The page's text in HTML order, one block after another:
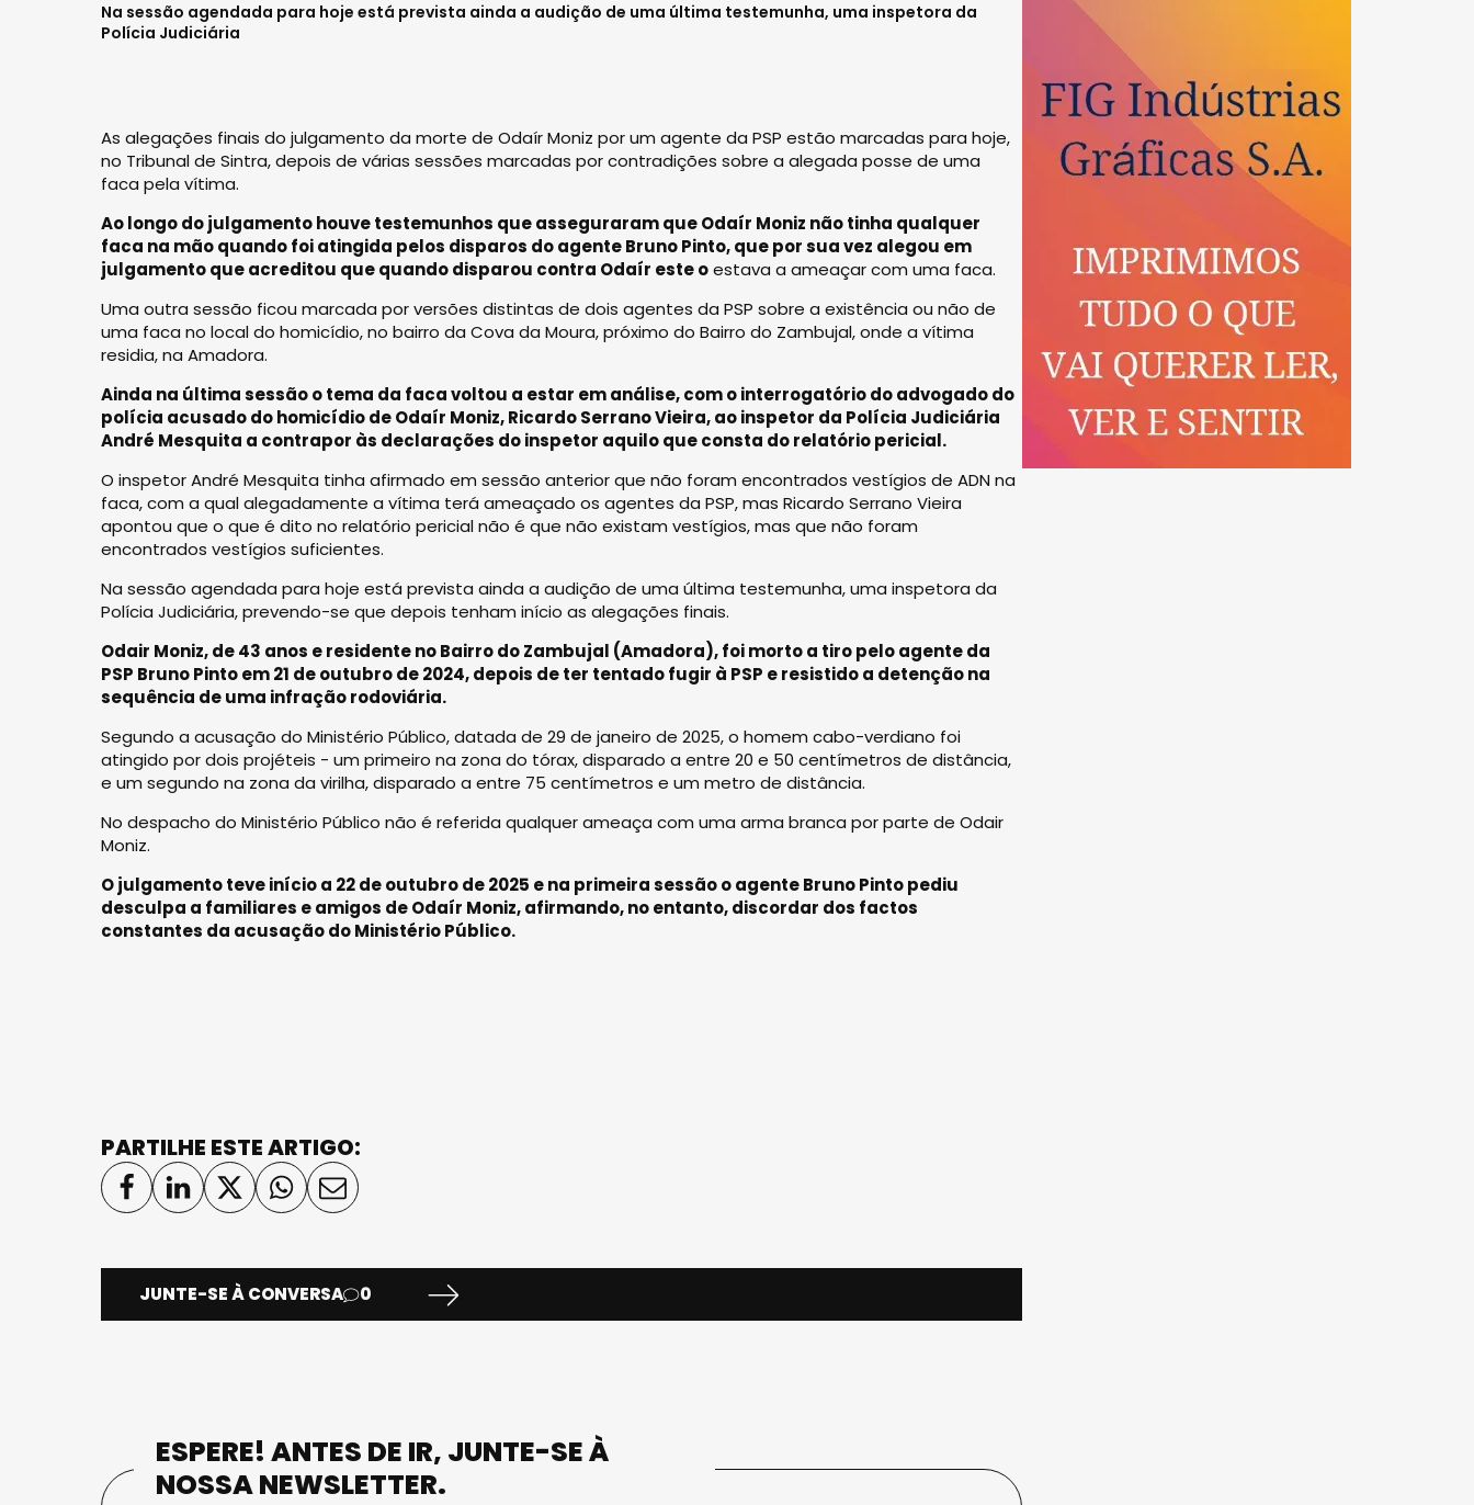
Na sessão agendada para hoje está prevista ainda a audição de uma última testemunha, uma inspetora da
Polícia Judiciária
As alegações finais do julgamento da morte de Odaír Moniz por um agente da PSP estão marcadas para hoje,
no Tribunal de Sintra, depois de várias sessões marcadas por contradições sobre a alegada posse de uma
faca pela vítima.
Ao longo do julgamento houve testemunhos que asseguraram que Odaír Moniz não tinha qualquer
faca na mão quando foi atingida pelos disparos do agente Bruno Pinto, que por sua vez alegou em
julgamento que acreditou que quando disparou contra Odaír este oestava a ameaçar com uma faca.
Uma outra sessão ficou marcada por versões distintas de dois agentes da PSP sobre a existência ou não de
uma faca no local do homicídio, no bairro da Cova da Moura, próximo do Bairro do Zambujal, onde a vítima
residia, na Amadora.
Ainda na última sessão o tema da faca voltou a estar em análise, com o interrogatório do advogado do
polícia acusado do homicídio de Odaír Moniz, Ricardo Serrano Vieira, ao inspetor da Polícia Judiciária
André Mesquita a contrapor às declarações do inspetor aquilo que consta do relatório pericial.
O inspetor André Mesquita tinha afirmado em sessão anterior que não foram encontrados vestígios de ADN na
faca, com a qual alegadamente a vítima terá ameaçado os agentes da PSP, mas Ricardo Serrano Vieira
apontou que o que é dito no relatório pericial não é que não existam vestígios, mas que não foram
encontrados vestígios suficientes.
Na sessão agendada para hoje está prevista ainda a audição de uma última testemunha, uma inspetora da
Polícia Judiciária, prevendo-se que depois tenham início as alegações finais.
Odair Moniz, de 43 anos e residente no Bairro do Zambujal (Amadora), foi morto a tiro pelo agente da
PSP Bruno Pinto em 21 de outubro de 2024, depois de ter tentado fugir à PSP e resistido a detenção na
sequência de uma infração rodoviária.
Segundo a acusação do Ministério Público, datada de 29 de janeiro de 2025, o homem cabo-verdiano foi
atingido por dois projéteis - um primeiro na zona do tórax, disparado a entre 20 e 50 centímetros de distância,
e um segundo na zona da virilha, disparado a entre 75 centímetros e um metro de distância.
No despacho do Ministério Público não é referida qualquer ameaça com uma arma branca por parte de Odair
Moniz.
O julgamento teve início a 22 de outubro de 2025 e na primeira sessão o agente Bruno Pinto pediu
desculpa a familiares e amigos de Odaír Moniz, afirmando, no entanto, discordar dos factos
constantes da acusação do Ministério Público.
PARTILHE ESTE ARTIGO:
JUNTE-SE À CONVERSA 0
ESPERE! ANTES DE IR, JUNTE-SE À
NOSSA NEWSLETTER.